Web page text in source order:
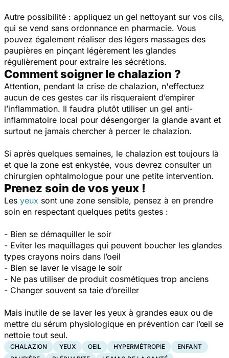
Autre possibilité : appliquez un gel nettoyant sur vos cils,
qui se vend sans ordonnance en pharmacie. Vous
pouvez également réaliser des légers massages des
paupières en pinçant légèrement les glandes
régulièrement pour extraire les sécrétions.
Comment soigner le chalazion ?
Attention, pendant la crise de chalazion, n'effectuez
aucun de ces gestes car ils risqueraient d’empirer
l’inflammation. Il faudra plutôt utiliser un gel anti-
inflammatoire local pour désengorger la glande avant et
surtout ne jamais chercher à percer le chalazion.
Si après quelques semaines, le chalazion est toujours là
et que la zone est enkystée, vous devrez consulter un
chirurgien ophtalmologue pour une petite intervention.
Prenez soin de vos yeux !
Les yeux sont une zone sensible, pensez à en prendre
soin en respectant quelques petits gestes :
- Bien se démaquiller le soir
- Eviter les maquillages qui peuvent boucher les glandes
types crayons noirs dans l’oeil
- Bien se laver le visage le soir
- Ne pas utiliser de produit cosmétiques trop anciens
- Changer souvent sa taie d’oreiller
Mais inutile de se laver les yeux à grandes eaux ou de
mettre du sérum physiologique en prévention car l’œil se
nettoie tout seul.
CHALAZION YEUX OEIL HYPERMÉTROPIE
ENFANT